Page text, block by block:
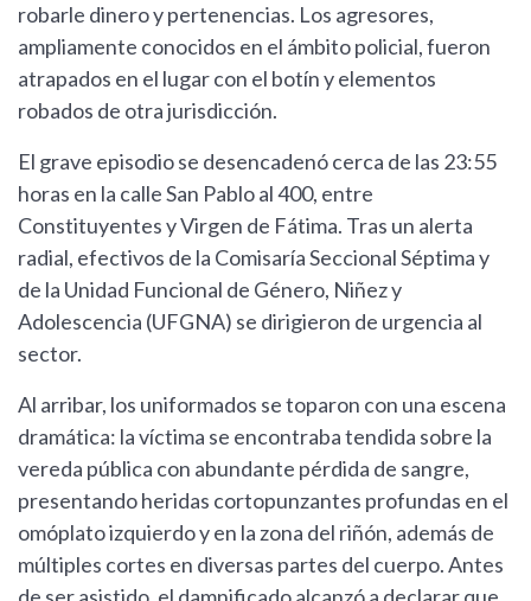
robarle dinero y pertenencias. Los agresores,
ampliamente conocidos en el ámbito policial, fueron
atrapados en el lugar con el botín y elementos
robados de otra jurisdicción.
El grave episodio se desencadenó cerca de las 23:55
horas en la calle San Pablo al 400, entre
Constituyentes y Virgen de Fátima. Tras un alerta
radial, efectivos de la Comisaría Seccional Séptima y
de la Unidad Funcional de Género, Niñez y
Adolescencia (UFGNA) se dirigieron de urgencia al
sector.
Al arribar, los uniformados se toparon con una escena
dramática: la víctima se encontraba tendida sobre la
vereda pública con abundante pérdida de sangre,
presentando heridas cortopunzantes profundas en el
omóplato izquierdo y en la zona del riñón, además de
múltiples cortes en diversas partes del cuerpo. Antes